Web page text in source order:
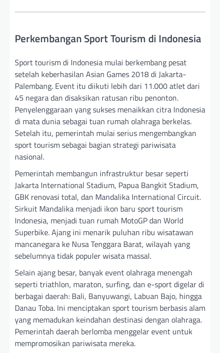
Perkembangan Sport Tourism di Indonesia
Sport tourism di Indonesia mulai berkembang pesat
setelah keberhasilan Asian Games 2018 di Jakarta-
Palembang. Event itu diikuti lebih dari 11.000 atlet dari
45 negara dan disaksikan ratusan ribu penonton.
Penyelenggaraan yang sukses menaikkan citra Indonesia
di mata dunia sebagai tuan rumah olahraga berkelas.
Setelah itu, pemerintah mulai serius mengembangkan
sport tourism sebagai bagian strategi pariwisata
nasional.
Pemerintah membangun infrastruktur besar seperti
Jakarta International Stadium, Papua Bangkit Stadium,
GBK renovasi total, dan Mandalika International Circuit.
Sirkuit Mandalika menjadi ikon baru sport tourism
Indonesia, menjadi tuan rumah MotoGP dan World
Superbike. Ajang ini menarik puluhan ribu wisatawan
mancanegara ke Nusa Tenggara Barat, wilayah yang
sebelumnya tidak populer wisata massal.
Selain ajang besar, banyak event olahraga menengah
seperti triathlon, maraton, surfing, dan e-sport digelar di
berbagai daerah: Bali, Banyuwangi, Labuan Bajo, hingga
Danau Toba. Ini menciptakan sport tourism berbasis alam
yang memadukan keindahan destinasi dengan olahraga.
Pemerintah daerah berlomba menggelar event untuk
mempromosikan pariwisata mereka.